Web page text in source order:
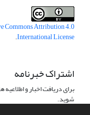
Commons Attribution 4.0
International License
.
اشتراک خبرنامه
برای دریافت اخبار و
شوید.